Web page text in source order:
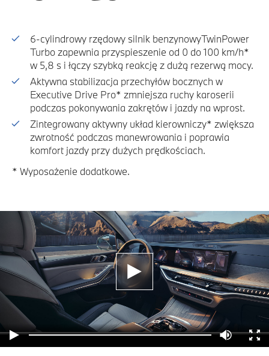
6-cylindrowy rzędowy silnik benzynowyTwinPower
Turbo zapewnia przyspieszenie od 0 do 100 km/h*
w 5,8 s i łączy szybką reakcję z dużą rezerwą mocy.
Aktywna stabilizacja przechyłów bocznych w
Executive Drive Pro* zmniejsza ruchy karoserii
podczas pokonywania zakrętów i jazdy na wprost.
Zintegrowany aktywny układ kierowniczy* zwiększa
zwrotność podczas manewrowania i poprawia
komfort jazdy przy dużych prędkościach.
* Wyposażenie dodatkowe.